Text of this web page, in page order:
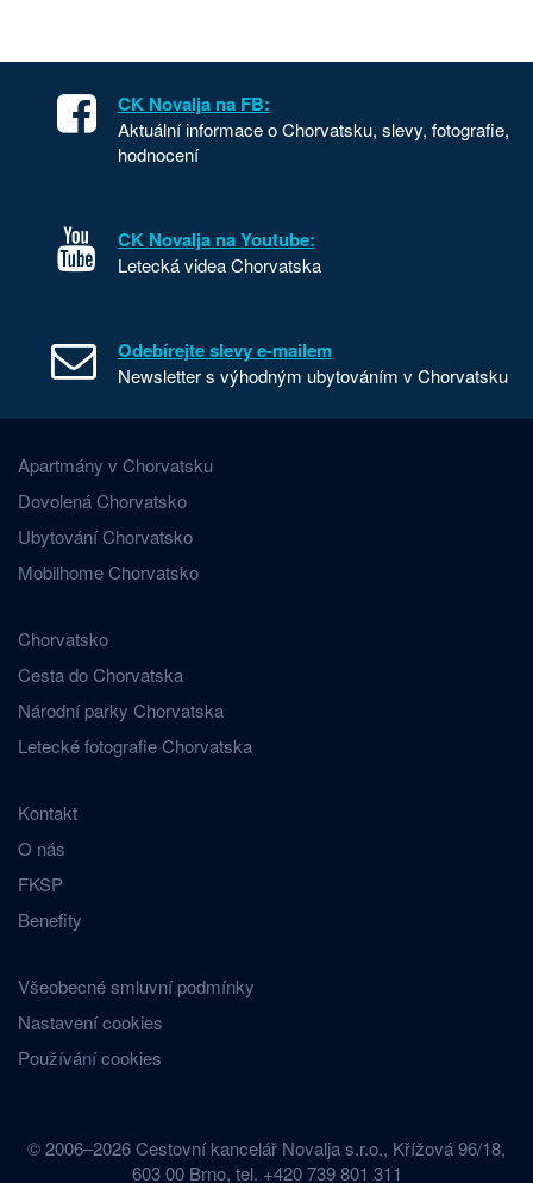
CK Novalja na FB:
Aktuální informace o Chorvatsku, slevy, fotografie,
hodnocení
CK Novalja na Youtube:
Letecká videa Chorvatska
Odebírejte slevy e-mailem
Newsletter s výhodným ubytováním v Chorvatsku
Apartmány v Chorvatsku
Dovolená Chorvatsko
Ubytování Chorvatsko
Mobilhome Chorvatsko
Chorvatsko
Cesta do Chorvatska
Národní parky Chorvatska
Letecké fotografie Chorvatska
Kontakt
O nás
FKSP
Benefity
Všeobecné smluvní podmínky
Nastavení cookies
Používání cookies
© 2006–2026 Cestovní kancelář Novalja s.r.o., Křížová 96/18,
603 00 Brno, tel. +420 739 801 311